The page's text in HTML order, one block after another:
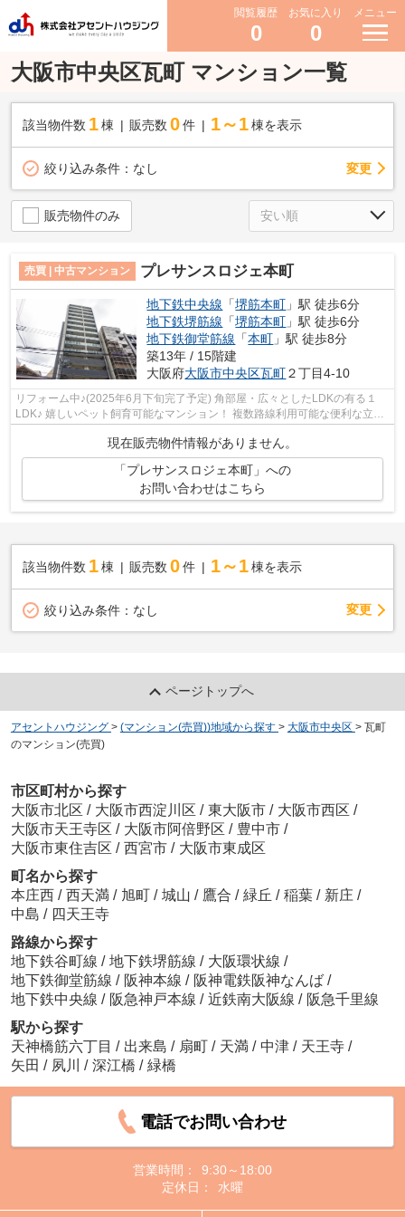
閲覧履歴
0
お気に入り
0
メニュー
大阪市中央区瓦町 マンション一覧
該当物件数 1棟 販売数 0 件 1～1 棟を表示
絞り込み条件： なし 変更
販売物件のみ
売買 | 中古マンション プレサンスロジェ本町
地下鉄中央線 「堺筋本町 」駅 徒歩6分
地下鉄堺筋線 「堺筋本町 」駅 徒歩6分
地下鉄御堂筋線 「本町 」駅 徒歩8分
築13年 / 15階建
大阪府大阪市中央区瓦町２丁目4-10
リフォーム中♪(2025年6月下旬完了予定) 角部屋・広々としたLDKの有る１
LDK♪ 嬉しいペット飼育可能なマンション！ 複数路線利用可能な便利な立地♪
【内覧希望随時受付中！お気軽にご連...
現在販売物件情報がありません。
「プレサンスロジェ本町」への
お問い合わせはこちら
該当物件数 1棟 販売数 0 件 1～1 棟を表示
絞り込み条件： なし 変更
ページトップへ
アセントハウジング > (マンション(売買))地域から探す > 大阪市中央区 > 瓦町
のマンション(売買)
市区町村から探す
大阪市北区 / 大阪市西淀川区 / 東大阪市 / 大阪市西区 /
大阪市天王寺区 / 大阪市阿倍野区 / 豊中市 /
大阪市東住吉区 / 西宮市 / 大阪市東成区
町名から探す
本庄西 / 西天満 / 旭町 / 城山 / 鷹合 / 緑丘 / 稲葉 / 新庄 /
中島 / 四天王寺
路線から探す
地下鉄谷町線 / 地下鉄堺筋線 / 大阪環状線 /
地下鉄御堂筋線 / 阪神本線 / 阪神電鉄阪神なんば /
地下鉄中央線 / 阪急神戸本線 / 近鉄南大阪線 / 阪急千里線
駅から探す
天神橋筋六丁目 / 出来島 / 扇町 / 天満 / 中津 / 天王寺 /
矢田 / 夙川 / 深江橋 / 緑橋
電話でお問い合わせ
営業時間：
9:30～18:00
定休日：
水曜